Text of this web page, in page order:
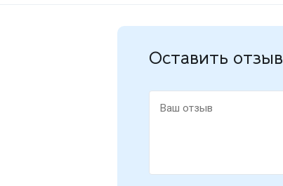
Оставить отзыв